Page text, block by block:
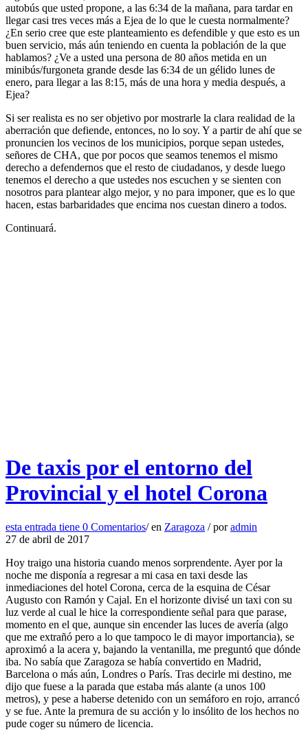
autobús que usted propone, a las 6:34 de la mañana, para tardar en
llegar casi tres veces más a Ejea de lo que le cuesta normalmente?
¿En serio cree que este planteamiento es defendible y que esto es un
buen servicio, más aún teniendo en cuenta la población de la que
hablamos? ¿Ve a usted una persona de 80 años metida en un
minibús/furgoneta grande desde las 6:34 de un gélido lunes de
enero, para llegar a las 8:15, más de una hora y media después, a
Ejea?
Si ser realista es no ser objetivo por mostrarle la clara realidad de la
aberración que defiende, entonces, no lo soy. Y a partir de ahí que se
pronuncien los vecinos de los municipios, porque sepan ustedes,
señores de CHA, que por pocos que seamos tenemos el mismo
derecho a defendernos que el resto de ciudadanos, y desde luego
tenemos el derecho a que ustedes nos escuchen y se sienten con
nosotros para plantear algo mejor, y no para imponer, que es lo que
hacen, estas barbaridades que encima nos cuestan dinero a todos.
Continuará.
De taxis por el entorno del
Provincial y el hotel Corona
esta entrada tiene 0 Comentarios/ en Zaragoza / poradmin
27 de abril de 2017
Hoy traigo una historia cuando menos sorprendente. Ayer por la
noche me disponía a regresar a mi casa en taxi desde las
inmediaciones del hotel Corona, cerca de la esquina de César
Augusto con Ramón y Cajal. En el horizonte divisé un taxi con su
luz verde al cual le hice la correspondiente señal para que parase,
momento en el que, aunque sin encender las luces de avería (algo
que me extrañó pero a lo que tampoco le di mayor importancia), se
aproximó a la acera y, bajando la ventanilla, me preguntó que dónde
iba. No sabía que Zaragoza se había convertido en Madrid,
Barcelona o más aún, Londres o París. Tras decirle mi destino, me
dijo que fuese a la parada que estaba más alante (a unos 100
metros), y pese a haberse detenido con un semáforo en rojo, arrancó
y se fue. Ante la premura de su acción y lo insólito de los hechos no
pude coger su número de licencia.